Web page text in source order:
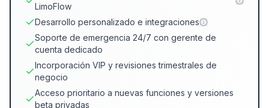
LimoFlow
Desarrollo personalizado e integraciones
Soporte de emergencia 24/7 con gerente de
cuenta dedicado
Incorporación VIP y revisiones trimestrales de
negocio
Acceso prioritario a nuevas funciones y versiones
beta privadas